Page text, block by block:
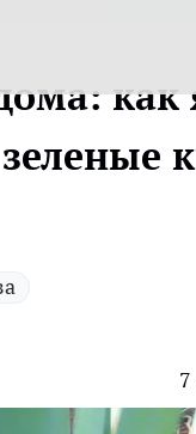
как